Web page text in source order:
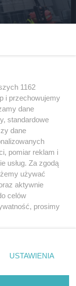
pytań o
pożar, hałas
3
z portali
sięz nami
1162
i przechowujemy
dane
standardowe
dane
pomiar reklam i
usług. Za zgodą
używać
aktywnie
celów
prosimy
rogu strony
nie wymagają
się
USTAWIENIA